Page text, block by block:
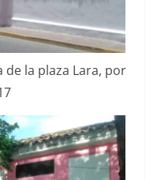
de la plaza Lara, por